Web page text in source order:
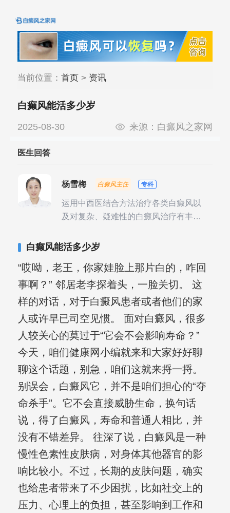
当前位置： 首页> 资讯
白癫风能活多少岁
2025-08-30 来源： 白癜风之家网
医生回答
杨雪梅 白癜风主任 专科
运用中西医结合方法治疗各类白癜风以
及对复杂、疑难性的白癜风治疗有丰富
合巩固用药的调理，并对白癜风患者的
导，全方位帮助患者康复。
白癫风能活多少岁
“哎呦，老王，你家娃脸上那片白的，咋回
事啊？” 邻居老李探着头，一脸关切。 这
样的对话，对于白癜风患者或者他们的家
人或许早已司空见惯。 面对白癜风，很多
人较关心的莫过于“它会不会影响寿命？”
今天，咱们健康网小编就来和大家好好聊
聊这个话题，别急，咱们这就来捋一捋。
别误会，白癜风它，并不是咱们担心的“夺
命杀手”。它不会直接威胁生命，换句话
说，得了白癜风，寿命和普通人相比，并
没有不错差异。 往深了说，白癜风是一种
慢性色素性皮肤病，对身体其他器官的影
响比较小。不过，长期的皮肤问题，确实
也给患者带来了不少困扰，比如社交上的
压力、心理上的负担，甚至影响到工作和